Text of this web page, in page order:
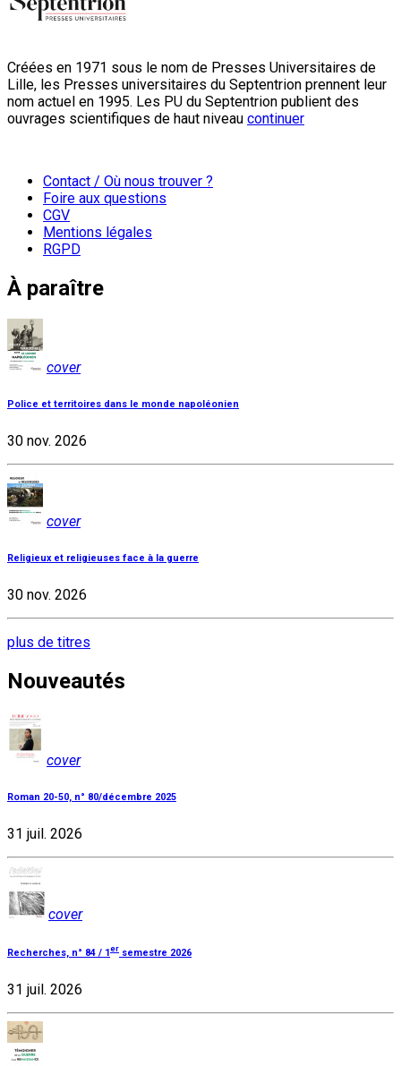
Créées en 1971 sous le nom de Presses Universitaires de
Lille, les Presses universitaires du Septentrion prennent leur
nom actuel en 1995. Les PU du Septentrion publient des
ouvrages scientifiques de haut niveau continuer
Contact / Où nous trouver ?
Foire aux questions
CGV
Mentions légales
RGPD
À paraître
cover
Police et territoires dans le monde napoléonien
30 nov. 2026
cover
Religieux et religieuses face à la guerre
30 nov. 2026
plus de titres
Nouveautés
cover
Roman 20-50, n° 80/décembre 2025
31 juil. 2026
cover
Recherches, n° 84 / 1 er semestre 2026
31 juil. 2026